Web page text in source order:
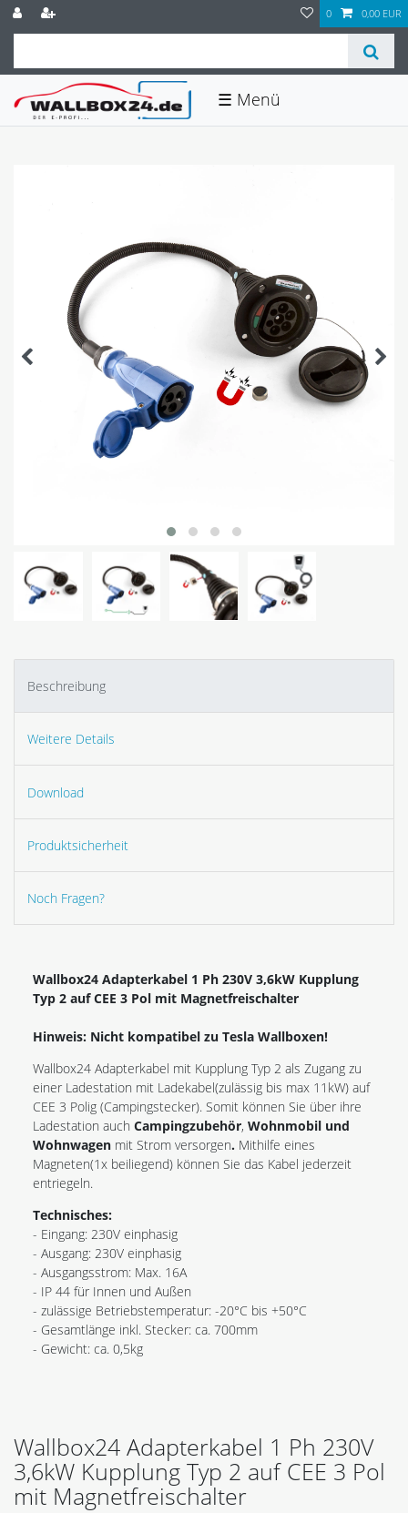
0 0,00 EUR
☰
Beschreibung
Weitere Details
Download
Produktsicherheit
Noch Fragen?
Wallbox24 Adapterkabel 1 Ph 230V 3,6kW Kupplung
Typ 2 auf CEE 3 Pol mit Magnetfreischalter
Hinweis: Nicht kompatibel zu Tesla Wallboxen!
Wallbox24 Adapterkabel mit Kupplung Typ 2 als Zugang zu
einer Ladestation mit Ladekabel(zulässig bis max 11kW) auf
CEE 3 Polig (Campingstecker). Somit können Sie über ihre
Ladestation auch Campingzubehör, Wohnmobil und
Wohnwagen mit Strom versorgen. Mithilfe eines
Magneten(1x beiliegend) können Sie das Kabel jederzeit
entriegeln.
Technisches:
- Eingang: 230V einphasig
- Ausgang: 230V einphasig
- Ausgangsstrom: Max. 16A
- IP 44 für Innen und Außen
- zulässige Betriebstemperatur: -20°C bis +50°C
- Gesamtlänge inkl. Stecker: ca. 700mm
- Gewicht: ca. 0,5kg
Wallbox24 Adapterkabel 1 Ph 230V
3,6kW Kupplung Typ 2 auf CEE 3 Pol
mit Magnetfreischalter